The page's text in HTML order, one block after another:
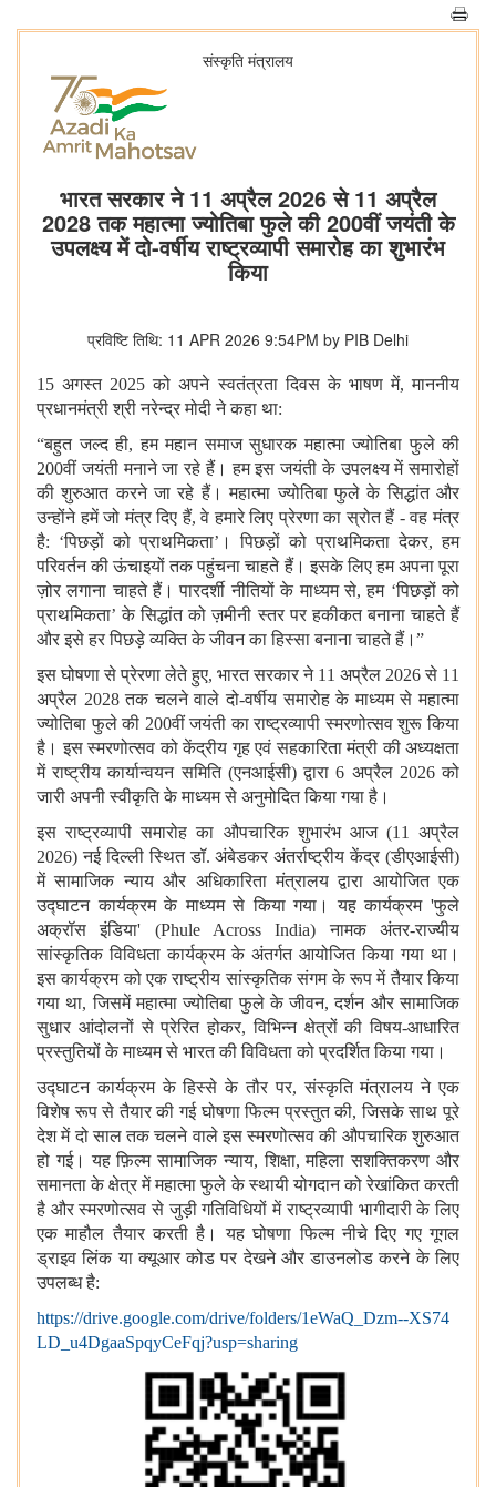
संस्‍कृति मंत्रालय
भारत सरकार ने 11 अप्रैल 2026 से 11 अप्रैल
2028 तक महात्मा ज्योतिबा फुले की 200वीं जयंती के
उपलक्ष्य में दो-वर्षीय राष्ट्रव्यापी समारोह का शुभारंभ
किया
प्रविष्टि तिथि: 11 APR 2026 9:54PM by PIB Delhi
15 अगस्त 2025 को अपने स्वतंत्रता दिवस के भाषण में, माननीय
प्रधानमंत्री श्री नरेन्द्र मोदी ने कहा था:
“बहुत जल्द ही, हम महान समाज सुधारक महात्मा ज्योतिबा फुले की
200वीं जयंती मनाने जा रहे हैं। हम इस जयंती के उपलक्ष्य में समारोहों
की शुरुआत करने जा रहे हैं। महात्मा ज्योतिबा फुले के सिद्धांत और
उन्होंने हमें जो मंत्र दिए हैं, वे हमारे लिए प्रेरणा का स्रोत हैं - वह मंत्र
है: ‘पिछड़ों को प्राथमिकता’। पिछड़ों को प्राथमिकता देकर, हम
परिवर्तन की ऊंचाइयों तक पहुंचना चाहते हैं। इसके लिए हम अपना पूरा
ज़ोर लगाना चाहते हैं। पारदर्शी नीतियों के माध्यम से, हम ‘पिछड़ों को
प्राथमिकता’ के सिद्धांत को ज़मीनी स्तर पर हकीकत बनाना चाहते हैं
और इसे हर पिछड़े व्यक्ति के जीवन का हिस्सा बनाना चाहते हैं।”
इस घोषणा से प्रेरणा लेते हुए, भारत सरकार ने 11 अप्रैल 2026 से 11
अप्रैल 2028 तक चलने वाले दो-वर्षीय समारोह के माध्यम से महात्मा
ज्योतिबा फुले की 200वीं जयंती का राष्ट्रव्यापी स्मरणोत्सव शुरू किया
है। इस स्मरणोत्सव को केंद्रीय गृह एवं सहकारिता मंत्री की अध्यक्षता
में राष्ट्रीय कार्यान्वयन समिति (एनआईसी) द्वारा 6 अप्रैल 2026 को
जारी अपनी स्वीकृति के माध्यम से अनुमोदित किया गया है।
इस राष्ट्रव्यापी समारोह का औपचारिक शुभारंभ आज (11 अप्रैल
2026) नई दिल्ली स्थित डॉ. अंबेडकर अंतर्राष्ट्रीय केंद्र (डीएआईसी)
में सामाजिक न्याय और अधिकारिता मंत्रालय द्वारा आयोजित एक
उद्घाटन कार्यक्रम के माध्यम से किया गया। यह कार्यक्रम 'फुले
अक्रॉस इंडिया' (Phule Across India) नामक अंतर-राज्यीय
सांस्कृतिक विविधता कार्यक्रम के अंतर्गत आयोजित किया गया था।
इस कार्यक्रम को एक राष्ट्रीय सांस्कृतिक संगम के रूप में तैयार किया
गया था, जिसमें महात्मा ज्योतिबा फुले के जीवन, दर्शन और सामाजिक
सुधार आंदोलनों से प्रेरित होकर, विभिन्न क्षेत्रों की विषय-आधारित
प्रस्तुतियों के माध्यम से भारत की विविधता को प्रदर्शित किया गया।
उद्घाटन कार्यक्रम के हिस्से के तौर पर, संस्कृति मंत्रालय ने एक
विशेष रूप से तैयार की गई घोषणा फिल्म प्रस्तुत की, जिसके साथ पूरे
देश में दो साल तक चलने वाले इस स्मरणोत्सव की औपचारिक शुरुआत
हो गई। यह फ़िल्म सामाजिक न्याय, शिक्षा, महिला सशक्तिकरण और
समानता के क्षेत्र में महात्मा फुले के स्थायी योगदान को रेखांकित करती
है और स्मरणोत्सव से जुड़ी गतिविधियों में राष्ट्रव्यापी भागीदारी के लिए
एक माहौल तैयार करती है। यह घोषणा फिल्म नीचे दिए गए गूगल
ड्राइव लिंक या क्यूआर कोड पर देखने और डाउनलोड करने के लिए
उपलब्ध है:
https://drive.google.com/drive/folders/1eWaQ_Dzm--XS74
LD_u4DgaaSpqyCeFqj?usp=sharing